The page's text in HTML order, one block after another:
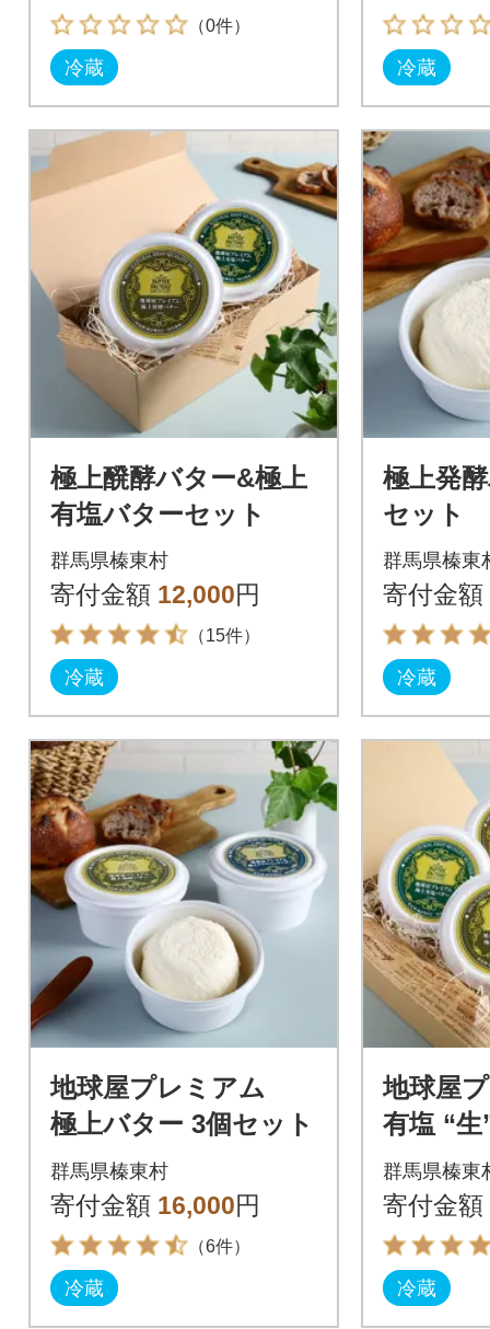
（0件）
冷蔵 冷蔵
極上醗酵バター&極上
有塩バターセット
群馬県榛東村
寄付金額 12,000円
（15件）
冷蔵
極上発
セット
群馬県榛東
寄付金額
冷蔵
地球屋プレミアム
極上バター 3個セット
群馬県榛東村
寄付金額 16,000円
（6件）
冷蔵
地球屋
有塩 “
酵“生”
ット
群馬県榛東
寄付金額
冷蔵